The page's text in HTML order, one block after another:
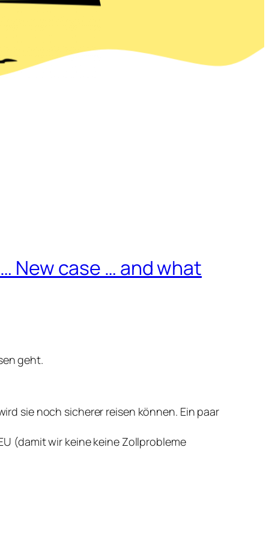
New case … and what
geht.
sie noch sicherer reisen können. Ein paar
(damit wir keine keine Zollprobleme